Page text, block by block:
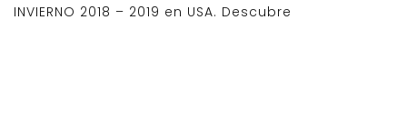
INVIERNO 2018 – 2019 en USA. Descubre